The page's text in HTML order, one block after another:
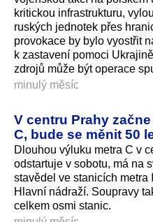
kritickou infrastrukturu,
ruských jednotek přes
provokace by bylo vyostřit
k zastavení pomoci
zdrojů může být operace
minulý měsíc
V centru Prahy
C, bude se měnit 50
Dlouhou výluku metra C v
odstartuje v sobotu, má na
stavědel ve stanicích metra
Hlavní nádraží. Soupravy
celkem osmi stanic.